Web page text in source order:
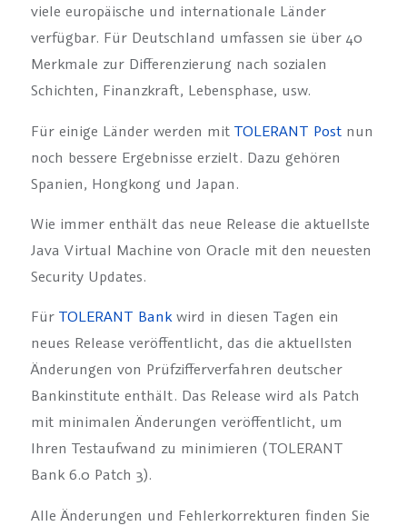
viele europäische und internationale Länder
verfügbar. Für Deutschland umfassen sie über 40
Merkmale zur Differenzierung nach sozialen
Schichten, Finanzkraft, Lebensphase, usw.
Für einige Länder werden mit TOLERANT Postnun
noch bessere Ergebnisse erzielt. Dazu gehören
Spanien, Hongkong und Japan.
Wie immer enthält das neue Release die aktuellste
Java Virtual Machine von Oracle mit den neuesten
Security Updates.
Für TOLERANT Bankwird in diesen Tagen ein
neues Release veröffentlicht, das die aktuellsten
Änderungen von Prüfzifferverfahren deutscher
Bankinstitute enthält. Das Release wird als Patch
mit minimalen Änderungen veröffentlicht, um
Ihren Testaufwand zu minimieren (TOLERANT
Bank 6.0 Patch 3).
Alle Änderungen und Fehlerkorrekturen finden Sie